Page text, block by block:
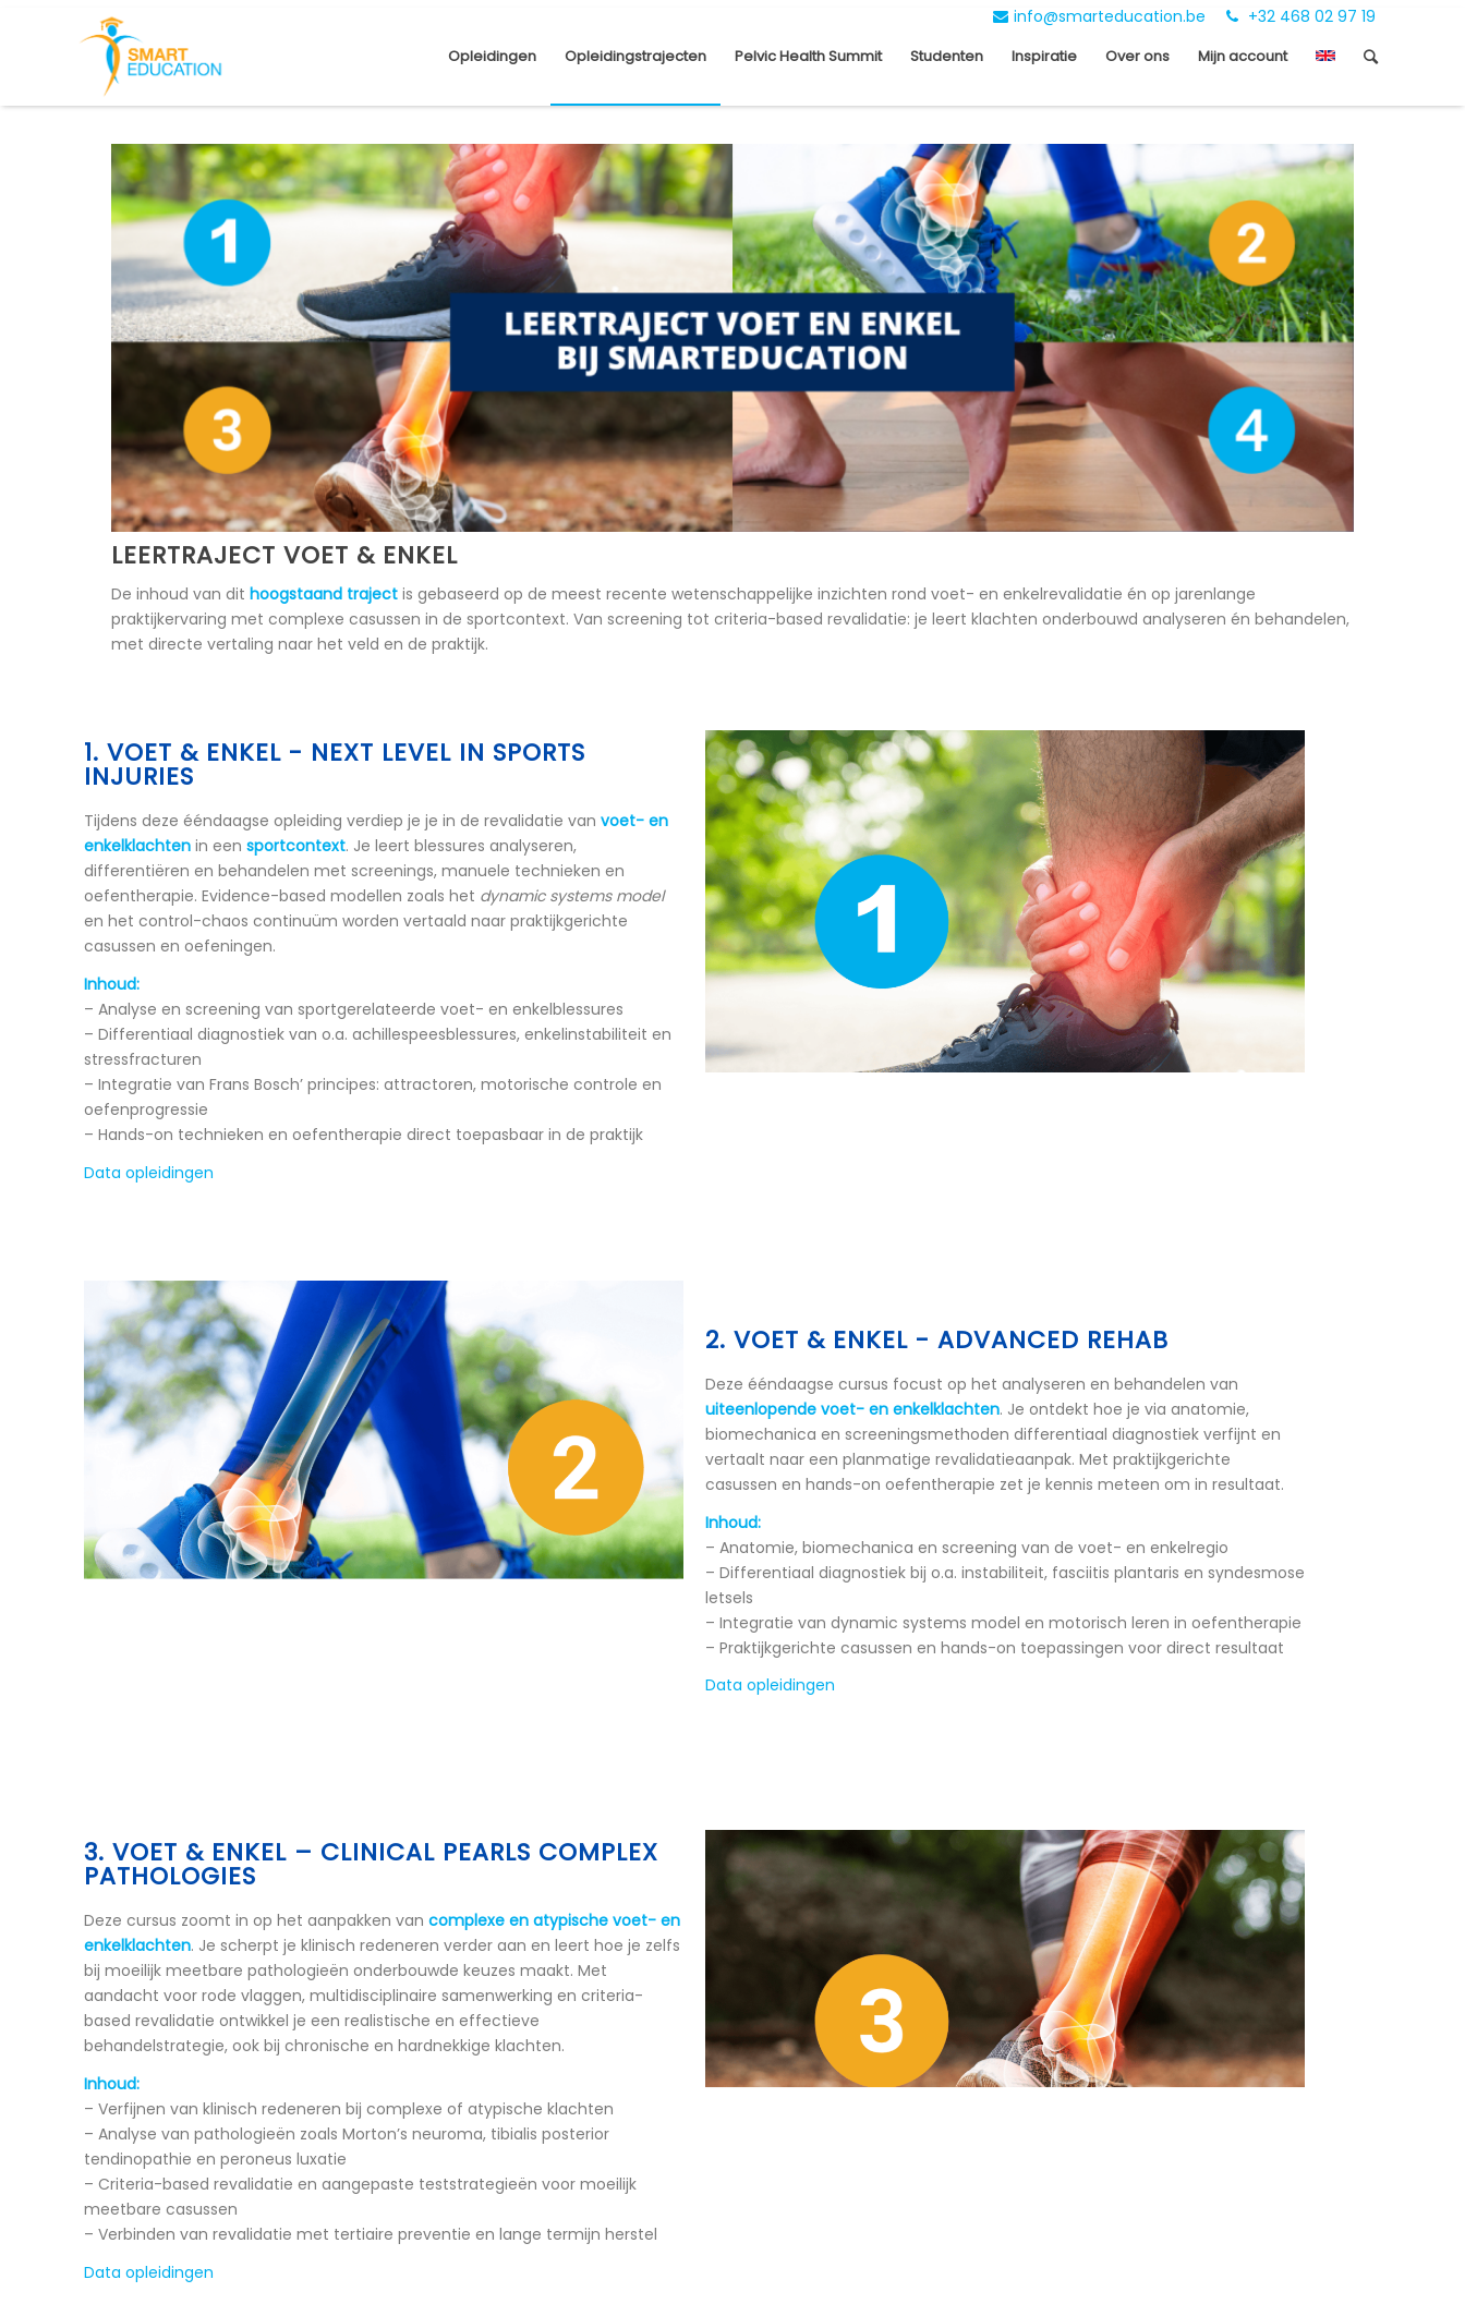
info@smarteducation.be +32 468 02 97 19
Opleidingen Opleidingstrajecten Pelvic Health Summit Studenten Inspiratie Over ons Mijn account
LEERTRAJECT VOET & ENKEL
De inhoud van dit hoogstaand traject is gebaseerd op de meest recente wetenschappelijke inzichten rond voet- en enkelrevalidatie én op jarenlange
praktijkervaring met complexe casussen in de sportcontext. Van screening tot criteria-based revalidatie: je leert klachten onderbouwd analyseren én behandelen,
met directe vertaling naar het veld en de praktijk.
1. VOET & ENKEL - NEXT LEVEL IN SPORTS
INJURIES
Tijdens deze ééndaagse opleiding verdiep je je in de revalidatie van voet- en
enkelklachten in een sportcontext. Je leert blessures analyseren,
differentiëren en behandelen met screenings, manuele technieken en
oefentherapie. Evidence-based modellen zoals het dynamic systems model
en het control-chaos continuüm worden vertaald naar praktijkgerichte
casussen en oefeningen.
Inhoud:
– Analyse en screening van sportgerelateerde voet- en enkelblessures
– Differentiaal diagnostiek van o.a. achillespeesblessures, enkelinstabiliteit en
stressfracturen
– Integratie van Frans Bosch’ principes: attractoren, motorische controle en
oefenprogressie
– Hands-on technieken en oefentherapie direct toepasbaar in de praktijk
Data opleidingen
2. VOET & ENKEL - ADVANCED REHAB
Deze ééndaagse cursus focust op het analyseren en behandelen van
uiteenlopende voet- en enkelklachten. Je ontdekt hoe je via anatomie,
biomechanica en screeningsmethoden differentiaal diagnostiek verfijnt en
vertaalt naar een planmatige revalidatieaanpak. Met praktijkgerichte
casussen en hands-on oefentherapie zet je kennis meteen om in resultaat.
Inhoud:
– Anatomie, biomechanica en screening van de voet- en enkelregio
– Differentiaal diagnostiek bij o.a. instabiliteit, fasciitis plantaris en syndesmose
letsels
– Integratie van dynamic systems model en motorisch leren in oefentherapie
– Praktijkgerichte casussen en hands-on toepassingen voor direct resultaat
Data opleidingen
3. VOET & ENKEL – CLINICAL PEARLS COMPLEX
PATHOLOGIES
Deze cursus zoomt in op het aanpakken van complexe en atypische voet- en
enkelklachten. Je scherpt je klinisch redeneren verder aan en leert hoe je zelfs
bij moeilijk meetbare pathologieën onderbouwde keuzes maakt. Met
aandacht voor rode vlaggen, multidisciplinaire samenwerking en criteria-
based revalidatie ontwikkel je een realistische en effectieve
behandelstrategie, ook bij chronische en hardnekkige klachten.
Inhoud:
– Verfijnen van klinisch redeneren bij complexe of atypische klachten
– Analyse van pathologieën zoals Morton’s neuroma, tibialis posterior
tendinopathie en peroneus luxatie
– Criteria-based revalidatie en aangepaste teststrategieën voor moeilijk
meetbare casussen
– Verbinden van revalidatie met tertiaire preventie en lange termijn herstel
Data opleidingen